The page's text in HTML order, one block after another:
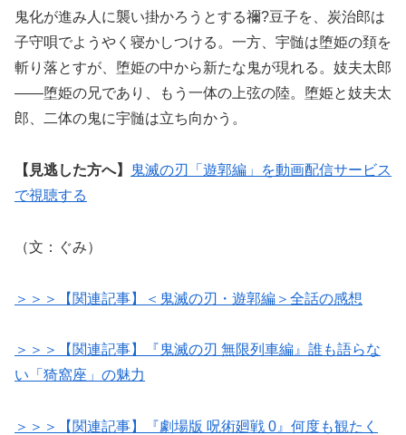
鬼化が進み人に襲い掛かろうとする禰?豆子を、炭治郎は
子守唄でようやく寝かしつける。一方、宇髄は堕姫の頚を
斬り落とすが、堕姫の中から新たな鬼が現れる。妓夫太郎
——堕姫の兄であり、もう一体の上弦の陸。堕姫と妓夫太
郎、二体の鬼に宇髄は立ち向かう。
【見逃した方へ】
鬼滅の刃「遊郭編」を動画配信サービス
で視聴する
（文：ぐみ）
＞＞＞【関連記事】＜鬼滅の刃・遊郭編＞全話の感想
＞＞＞【関連記事】『鬼滅の刃 無限列車編』誰も語らな
い「猗窩座」の魅力
＞＞＞【関連記事】『劇場版 呪術廻戦 0』何度も観たく